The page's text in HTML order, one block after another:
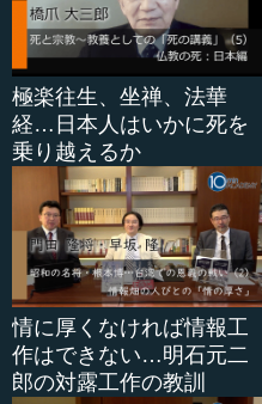
極楽往生、坐禅、法華
経…日本人はいかに死を
乗り越えるか
情に厚くなければ情報工
作はできない…明石元二
郎の対露工作の教訓